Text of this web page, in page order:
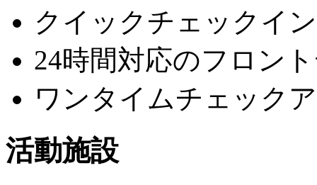
クイックチェックイ
24時間対応のフロン
ワンタイムチェック
活動施設